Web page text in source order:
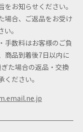
お知らせください。
場合、ご返品をお受け
。
手数料はお客様のご負
商品到着後7日以内に
た場合の返品・交換
ださい。